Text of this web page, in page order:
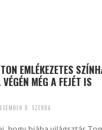
EMLÉKEZETES
MÉG A FEJÉT IS
8. SZERDA